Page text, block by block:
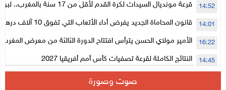
قرعة مونديال السيدات لكرة القدم لأقل
المستوى الأول
14:52
قانون المحاماة الجديد يفرض أداء الأتعاب التي تفوق 10 آلاف درهم بالشيك 14:01
الأمير مولاي الحسن يترأس افتتاح الدورة الثالثة من معرض المغرب
الإلكترونية
16:22
النتائج الكاملة لقرعة تصفيات كأس أمم أفريقيا 2027 14:45
سلا.. توقيف ثلاثة مروجين وحجز أكثر من 4300 قرص مخدر وكوكايين وإكستازي
صوت وصورة